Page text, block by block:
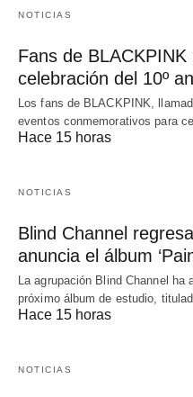
NOTICIAS
Fans de
celebración del 10º
Los fans de BLACKPINK,
eventos conmemorativos para
Hace 15 horas
NOTICIAS
Blind Channel
anuncia el álbum
La agrupación Blind Channel ha
próximo álbum de estudio,
Hace 15 horas
NOTICIAS